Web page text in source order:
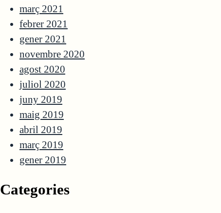
març 2021
febrer 2021
gener 2021
novembre 2020
agost 2020
juliol 2020
juny 2019
maig 2019
abril 2019
març 2019
gener 2019
Categories